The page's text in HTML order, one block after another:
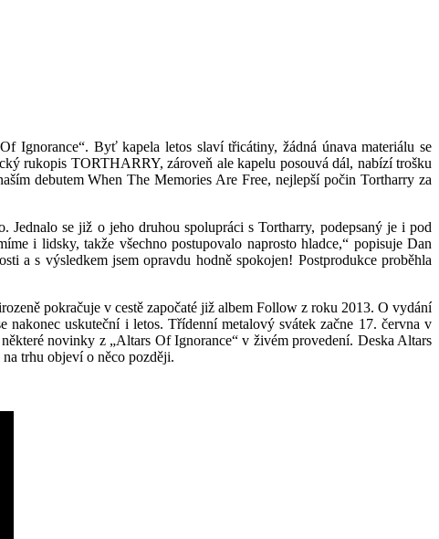
Ignorance“. Byť kapela letos slaví třicátiny, žádná únava materiálu se
rukopis TORTHARRY, zároveň ale kapelu posouvá dál, nabízí trošku
debutem When The Memories Are Free, nejlepší počin Tortharry za
se již o jeho druhou spolupráci s Tortharry, podepsaný je i pod
i lidsky, takže všechno postupovalo naprosto hladce,“ popisuje Dan
a s výsledkem jsem opravdu hodně spokojen! Postprodukce proběhla
pokračuje v cestě započaté již albem Follow z roku 2013. O vydání
nakonec uskuteční i letos. Třídenní metalový svátek začne 17. června v
novinky z „Altars Of Ignorance“ v živém provedení. Deska Altars
trhu objeví o něco později.